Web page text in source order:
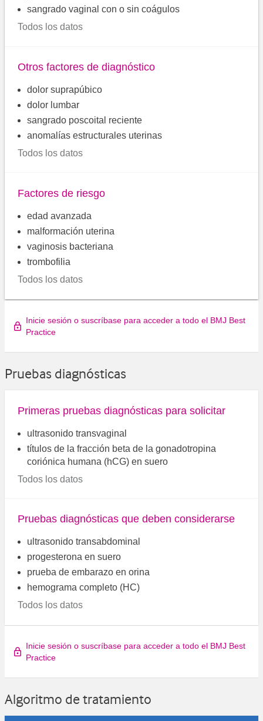
sangrado vaginal con o sin coágulos
Todos los datos
Otros factores de diagnóstico
dolor suprapúbico
dolor lumbar
sangrado poscoital reciente
anomalías estructurales uterinas
Todos los datos
Factores de riesgo
edad avanzada
malformación uterina
vaginosis bacteriana
trombofilia
Todos los datos
Inicie sesión o suscríbase para acceder a todo el BMJ Best
Practice
Pruebas diagnósticas
Primeras pruebas diagnósticas para solicitar
ultrasonido transvaginal
títulos de la fracción beta de la gonadotropina
coriónica humana (hCG) en suero
Todos los datos
Pruebas diagnósticas que deben considerarse
ultrasonido transabdominal
progesterona en suero
prueba de embarazo en orina
hemograma completo (HC)
Todos los datos
Inicie sesión o suscríbase para acceder a todo el BMJ Best
Practice
Algoritmo de tratamiento